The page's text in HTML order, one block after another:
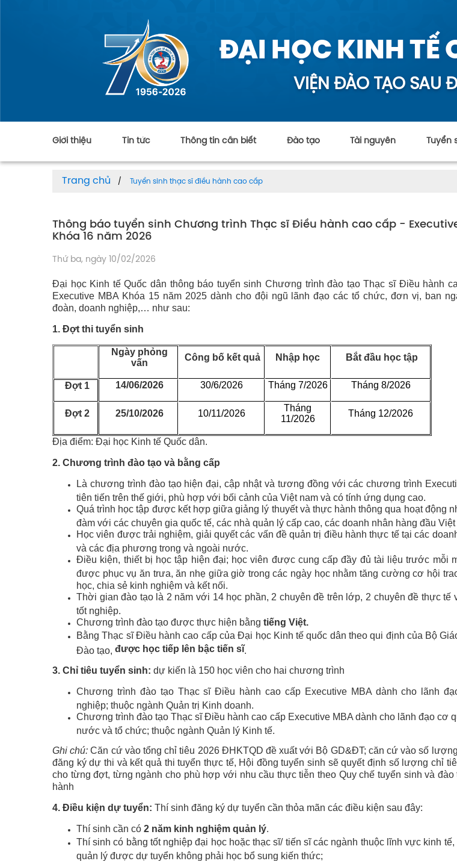
ĐẠI HỌC KINH TẾ
VIỆN ĐÀO TẠO SAU
Giới thiệu Tin tức Thông tin cần biết Đào tạo Tài nguyên Tuyển
Trang chủ Tuyển sinh thạc sĩ điều hành cao cấp
Thông báo tuyển sinh Chương trình Thạc sĩ Điều hành cao cấp -
Khóa 16 năm 2026
Thứ ba, ngày 10/02/2026
Đại học Kinh tế Quốc dân thông báo tuyển sinh Chương trình đào tạo Thạc sĩ Điều hành
Executive MBA Khóa 15 năm 2025 dành cho đội ngũ lãnh đạo các tổ chức, đơn vị, ban
đoàn, doanh nghiệp,… như sau:
1. Đợt thi tuyển sinh
Ngày phỏng
vấn
Công bố kết quả Nhập học Bắt đầu học tập
Đợt 1 14/06/2026 30/6/2026 Tháng 7/2026 Tháng 8/2026
Đợt 2 25/10/2026 10/11/2026
Tháng
11/2026
Tháng 12/2026
Địa điểm: Đại học Kinh tế Quốc dân.
2. Chương trình đào tạo và bằng cấp
Là chương trình đào tạo hiện đại, cập nhật và tương đồng với các chương trình
tiên tiến trên thế giới, phù hợp với bối cảnh của Việt nam và có tính ứng dụng cao.
Quá trình học tập được kết hợp giữa giảng lý thuyết và thực hành thông qua hoạt động
đàm với các chuyên gia quốc tế, các nhà quản lý cấp cao, các doanh nhân hàng đầu Việt
Học viên được trải nghiệm, giải quyết các vấn đề quản trị điều hành thực tế tại các
và các địa phương trong và ngoài nước.
Điều kiện, thiết bị học tập hiện đại; học viên được cung cấp đầy đủ tài liệu trước mỗi
được phục vụ ăn trưa, ăn nhẹ giữa giờ trong các ngày học nhằm tăng cường cơ hội
học, chia sẻ kinh nghiệm và kết nối.
Thời gian đào tạo là 2 năm với 14 học phần, 2 chuyên đề trên lớp, 2 chuyên đề thực tế
tốt nghiệp.
Chương trình đào tạo được thực hiện bằng tiếng Việt.
Bằng Thạc sĩ Điều hành cao cấp của Đại học Kinh tế quốc dân theo qui định của Bộ
Đào tạo, được học tiếp lên bậc tiến sĩ
3. Chỉ tiêu tuyển sinh: dự kiến là 150 học viên cho hai chương trình
Chương trình đào tạo Thạc sĩ Điều hành cao cấp Executive MBA dành cho lãnh
nghiệp; thuộc ngành Quản trị Kinh doanh.
Chương trình đào tạo Thạc sĩ Điều hành cao cấp Executive MBA dành cho lãnh đạo cơ
nước và tổ chức; thuộc ngành Quản lý Kinh tế.
Ghi chú: Căn cứ vào tổng chỉ tiêu 2026 ĐHKTQD đề xuất với Bộ GD&ĐT; căn cứ vào số
đăng ký dự thi và kết quả thi tuyển thực tế, Hội đồng tuyển sinh sẽ quyết định số lượng chỉ
cho từng đợt, từng ngành cho phù hợp với nhu cầu thực tiễn theo Quy chế tuyển sinh và đào
hành
4. Điều kiện dự tuyển: Thí sinh đăng ký dự tuyển cần thỏa mãn các điều kiện sau đây:
Thí sinh cần có 2 năm kinh nghiệm quản lý.
Thí sinh có bằng tốt nghiệp đại học hoặc thạc sĩ/ tiến sĩ các ngành thuộc lĩnh vực kinh tế,
quản lý được dự tuyển không phải học bổ sung kiến thức;